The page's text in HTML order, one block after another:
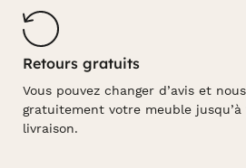
Retours gratuits
Vous pouvez changer d’avis et
gratuitement votre meuble jusqu’à
livraison.